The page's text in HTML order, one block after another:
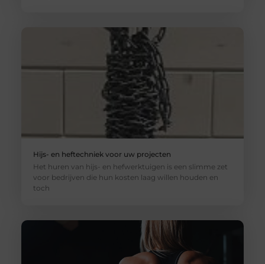
Hijs- en heftechniek voor uw projecten
Het huren van hijs- en hefwerktuigen is een slimme zet
voor bedrijven die hun kosten laag willen houden en
toch